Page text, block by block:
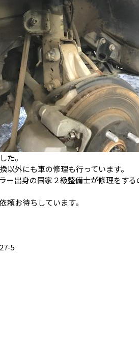
た。
以外にも車の修理も行っています。
ー出身の国家２級整備士が修理をする
頼お待ちしています。
5